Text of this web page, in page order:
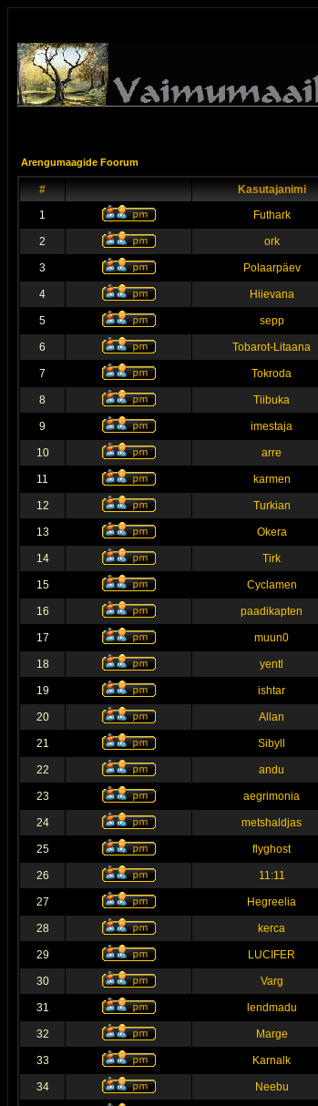
Arengumaagide Foorum
# Kasutajanimi
1
Futhark
2 ork
3 Polaarpäev
4 Hiievana
5 sepp
6 Tobarot-Litaana
7 Tokroda
8 Tiibuka
9 imestaja
10 arre
11 karmen
12 Turkian
13 Okera
14 Tirk
15 Cyclamen
16 paadikapten
17 muun0
18 yentl
19 ishtar
20 Allan
21 Sibyll
22 andu
23 aegrimonia
24 metshaldjas
25 flyghost
26 11:11
27 Hegreelia
28 kerca
29 LUCIFER
30 Varg
31 lendmadu
32 Marge
33 Karnalk
34 Neebu